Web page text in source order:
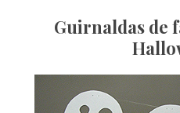
Guirnaldas de